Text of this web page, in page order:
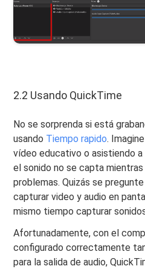
2.2 Usando QuickTime
No se sorprenda si está
usando Tiempo rapido.
vídeo educativo o asistiendo a
el sonido no se capta
problemas. Quizás se
capturar video y audio en
mismo tiempo capturar
Afortunadamente, con el
configurado correctamente
para la salida de audio,